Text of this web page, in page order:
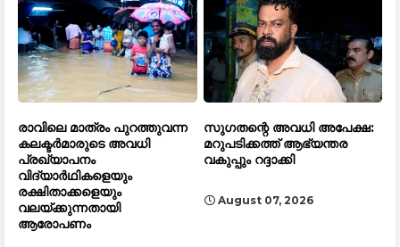
രാവിലെ മാത്രം പുറത്തുവന്ന
കലക്ടർമാരുടെ അവധി
പ്രഖ്യാപനം
വിദ്യാർഥികളെയും
രക്ഷിതാക്കളെയും
വലയ്ക്കുന്നതായി
ആരോപണം
സുഗതന്റെ അവധി അപേക്ഷ:
മറുപടിക്കത്ത് ആഭ്യന്തര
വകുപ്പും റദ്ദാക്കി
August 07, 2026